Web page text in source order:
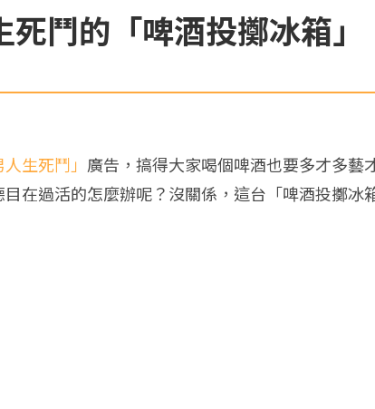
鬥的「啤酒投擲冰箱」
人生死鬥」 廣告，搞得大家喝個啤酒也要多才多
目在過活的怎麼辦呢？沒關係，這台「啤酒投擲